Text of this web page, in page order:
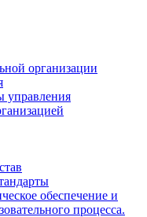
организации
управления
обеспечение и
процесса.